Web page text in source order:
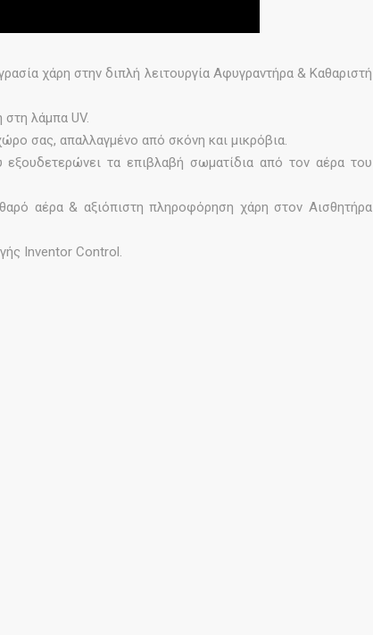
χάρη στην διπλή λειτουργία Αφυγραντήρα & Καθαριστή
στη λάμπα UV.
σας, απαλλαγμένο από σκόνη και μικρόβια.
τα επιβλαβή σωματίδια από τον αέρα του
αέρα & αξιόπιστη πληροφόρηση χάρη στον Αισθητήρα
Inventor Control.